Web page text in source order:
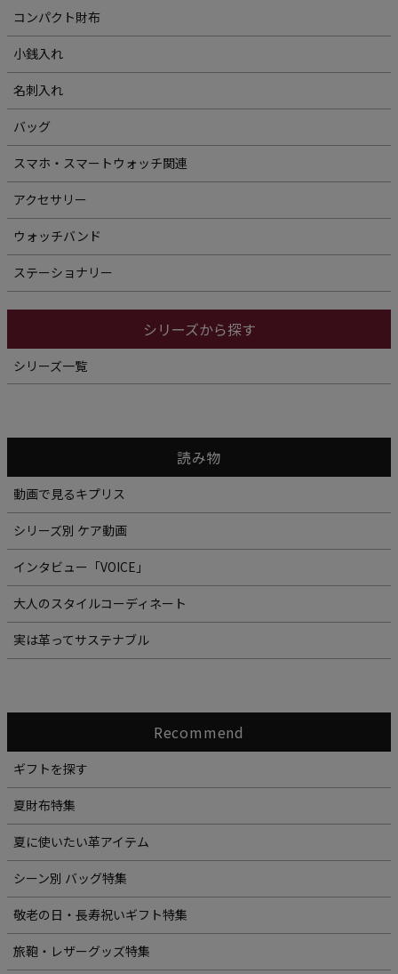
コンパクト財布
小銭入れ
名刺入れ
バッグ
スマホ・スマートウォッチ関連
アクセサリー
ウォッチバンド
ステーショナリー
シリーズから探す
シリーズ一覧
読み物
動画で見るキプリス
シリーズ別 ケア動画
インタビュー「VOICE」
大人のスタイルコーディネート
実は革ってサステナブル
Recommend
ギフトを探す
夏財布特集
夏に使いたい革アイテム
シーン別 バッグ特集
敬老の日・長寿祝いギフト特集
旅鞄・レザーグッズ特集